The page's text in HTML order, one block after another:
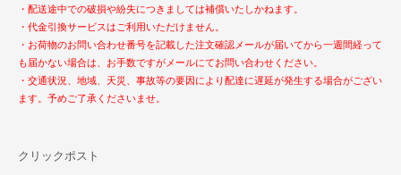
・配送途中での破損や紛失につきましては補償いたしかねます。
・代金引換サービスはご利用いただけません。
・お荷物のお問い合わせ番号を記載した注文確認メールが届いてから一週間経って
も届かない場合は、お手数ですがメールにてお問い合わせください。
・交通状況、地域、天災、事故等の要因により配達に遅延が発生する場合がござい
ます。予めご了承くださいませ。
クリックポスト